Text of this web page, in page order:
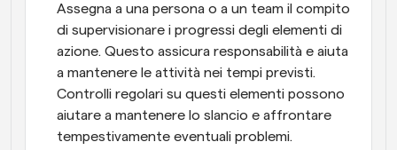
Assegna a una persona o a un team il compito
di supervisionare i progressi degli elementi di
azione. Questo assicura responsabilità e aiuta
a mantenere le attività nei tempi previsti.
Controlli regolari su questi elementi possono
aiutare a mantenere lo slancio e affrontare
tempestivamente eventuali problemi.